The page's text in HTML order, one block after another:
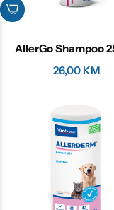
AllerGo Shampoo
26,00 KM